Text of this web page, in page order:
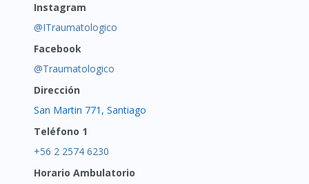
Instagram
@ITraumatologico
Facebook
@Traumatologico
Dirección
San Martin 771, Santiago
Teléfono 1
+56 2 2574 6230
Horario Ambulatorio